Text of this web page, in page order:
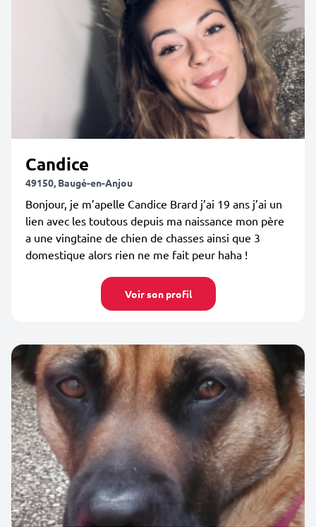
Candice
49150, Baugé-en-Anjou
Bonjour, je m’apelle Candice Brard j’ai 19 ans j’ai un
lien avec les toutous depuis ma naissance mon père
a une vingtaine de chien de chasses ainsi que 3
domestique alors rien ne me fait peur haha !
Voir son profil